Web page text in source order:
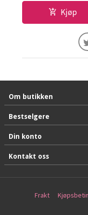
Kjøp
Om butikken
Bestselgere
Din konto
Kontakt oss
Frakt